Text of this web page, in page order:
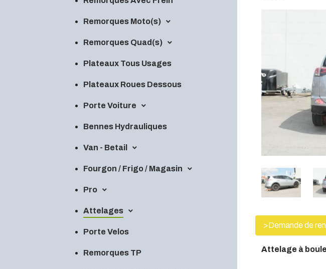
Remorques Moto(s)
Remorques Quad(s)
Plateaux Tous Usages
Plateaux Roues Dessous
Porte Voiture
Bennes Hydrauliques
Van - Betail
Fourgon / Frigo / Magasin
Pro
Attelages
Porte Velos
Remorques TP
>Demande de
Attelage à